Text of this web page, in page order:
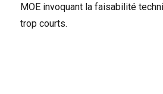
MOE invoquant la faisabilité
trop courts.